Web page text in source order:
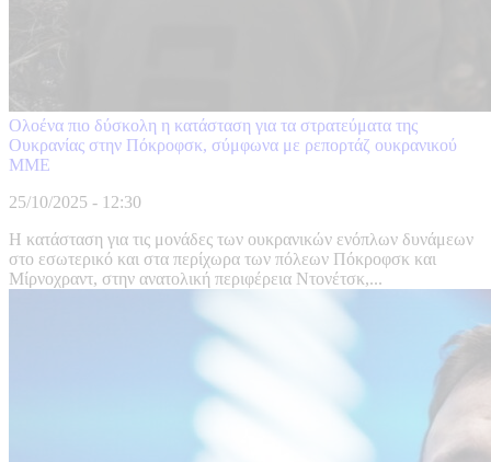
Ολοένα πιο δύσκολη η κατάσταση για τα στρατεύματα της
Ουκρανίας στην Πόκροφσκ, σύμφωνα με ρεπορτάζ ουκρανικού
ΜΜΕ
25/10/2025 - 12:30
Η κατάσταση για τις μονάδες των ουκρανικών ενόπλων δυνάμεων
στο εσωτερικό και στα περίχωρα των πόλεων Πόκροφσκ και
Μίρνοχραντ, στην ανατολική περιφέρεια Ντονέτσκ,...